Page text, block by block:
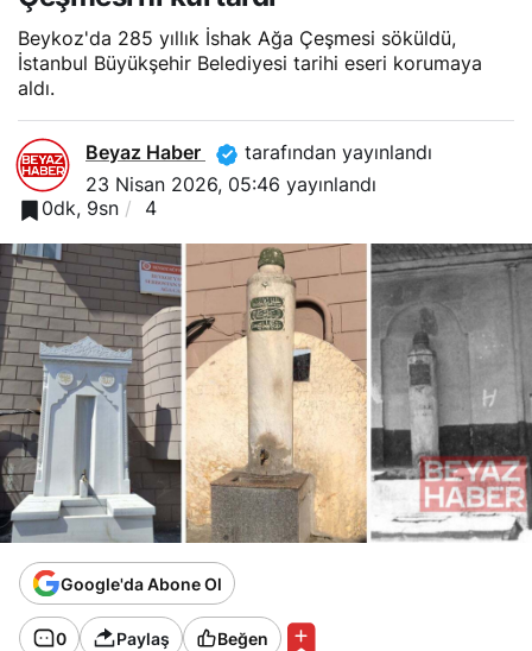
Beykoz'da 285 yıllık İshak Ağa Çeşmesi söküldü,
İstanbul Büyükşehir Belediyesi tarihi eseri korumaya
aldı.
Beyaz Haber
tarafından yayınlandı
23 Nisan 2026, 05:46 yayınlandı
0dk, 9sn
4
Google'da Abone Ol
0 Paylaş Beğen